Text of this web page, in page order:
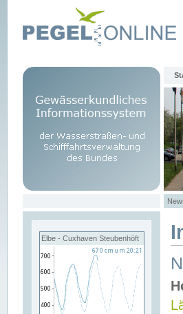
Elbe - Cuxhaven Steubenhöft